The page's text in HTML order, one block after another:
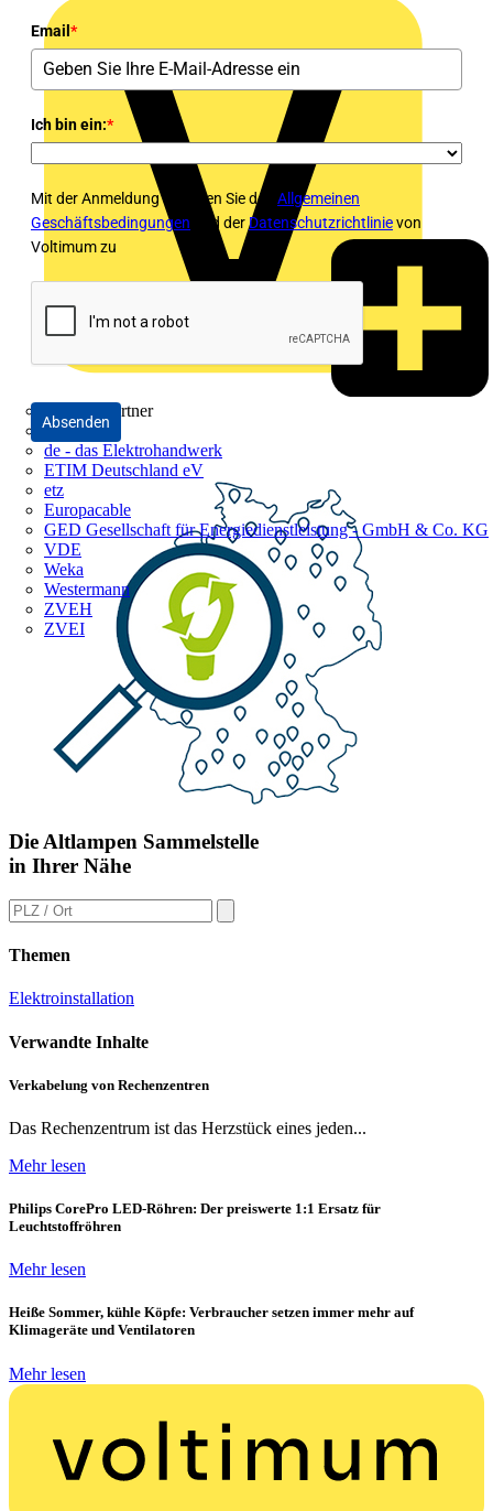
Industriepartner
bfe
de - das Elektrohandwerk
ETIM Deutschland eV
etz
Europacable
GED Gesellschaft für Energiedienstleistung - GmbH & Co. KG
VDE
Weka
Westermann
ZVEH
ZVEI
Email *
Ich bin ein:*
Mit der Anmeldung stimmen Sie den Allgemeinen
Geschäftsbedingungen und derDatenschutzrichtlinievon
Voltimum zu
Absenden
Die Altlampen Sammelstelle
in Ihrer Nähe
Themen
Elektroinstallation
Verwandte Inhalte
Verkabelung von Rechenzentren
Das Rechenzentrum ist das Herzstück eines jeden...
Mehr lesen
Philips CorePro LED-Röhren: Der preiswerte 1:1 Ersatz für
Leuchtstoffröhren
Mehr lesen
Heiße Sommer, kühle Köpfe: Verbraucher setzen immer mehr auf
Klimageräte und Ventilatoren
Mehr lesen